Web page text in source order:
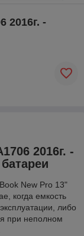
2016г. -
2016г. -
New Pro 13"
когда емкость
либо
при неполном